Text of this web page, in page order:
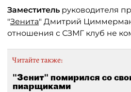
Заместитель руководителя
"Зенита" Дмитрий Циммерман
отношения с СЗМГ клуб не
Читайте также:
"Зенит" помирился со
пиарщиками